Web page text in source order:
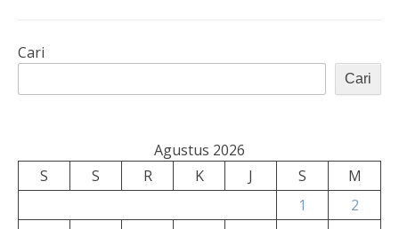
Cari
Cari
Agustus 2026
S
S R K J S
M
1
2